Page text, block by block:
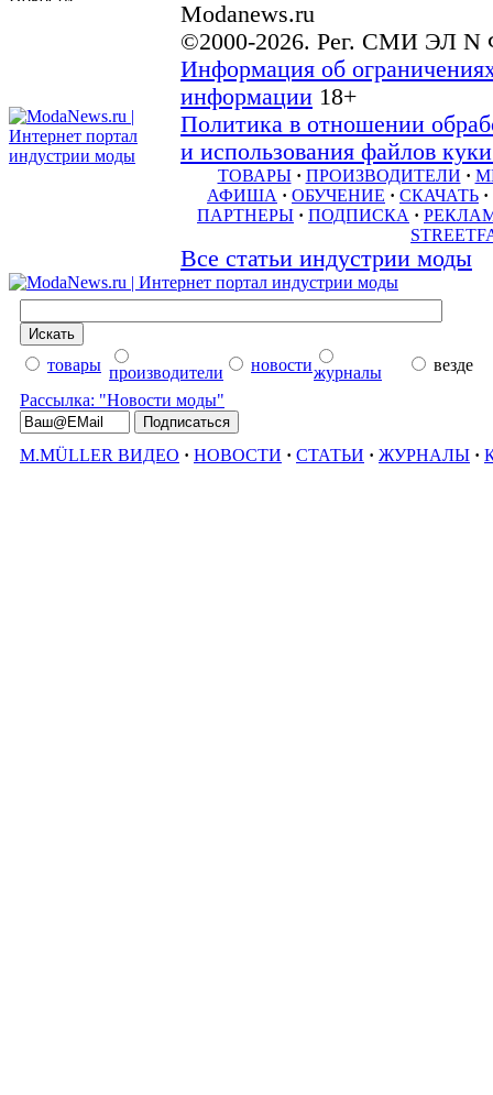
Modanews.ru
©2000-2026. Рег. СМИ ЭЛ N
Информация об
информации 18+
Политика в отношении
и использования файлов
ТОВАРЫ · ПРОИЗВОДИТЕЛИ ·
АФИША · ОБУЧЕНИЕ · СКАЧАТЬ ·
ПАРТНЕРЫ · ПОДПИСКА ·
Все статьи индустрии моды
товары производители новостижурналы
везде
Рассылка: "Новости моды"
M.MÜLLER ВИДЕО · НОВОСТИ · СТАТЬИ · ЖУРНАЛЫ ·